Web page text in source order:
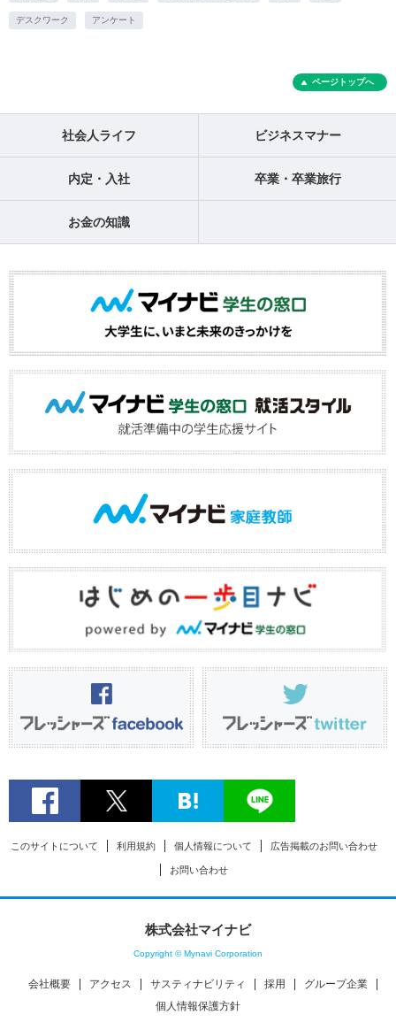
デスクワーク アンケート
ページトップへ
社会人ライフ ビジネスマナー
内定・入社 卒業・卒業旅行
お金の知識
このサイトについて 利用規約 個人情報について 広告掲載のお問い合わせ
お問い合わせ
株式会社マイナビ
Copyright © Mynavi Corporation
会社概要 アクセス サスティナビリティ 採用
グループ企業
個人情報保護方針